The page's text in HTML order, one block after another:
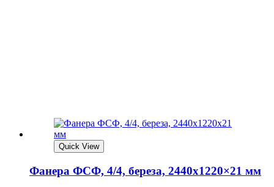
Quick View
Фанера ФСФ, 4/4, береза, 2440х1220×21 мм